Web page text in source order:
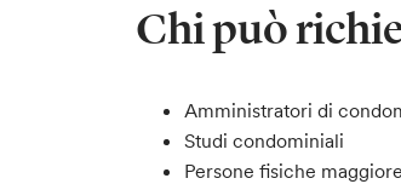
Chi può
Amministratori di
Studi condominiali
Persone fisiche